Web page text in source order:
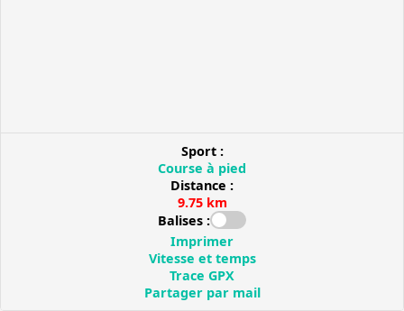
Sport :
Course à pied
Distance :
9.75 km
Balises :
Imprimer
Vitesse et temps
Trace GPX
Partager par mail